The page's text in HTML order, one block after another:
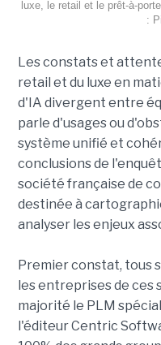
luxe, le retail et le prêt-à-
:
Les constats et
retail et du luxe en
d'IA divergent entre
parle d'usages ou
système unifié et
conclusions de
société française de
destinée à
analyser les enjeux
Premier constat, tous
les entreprises de ces
majorité le PLM
l'éditeur Centric